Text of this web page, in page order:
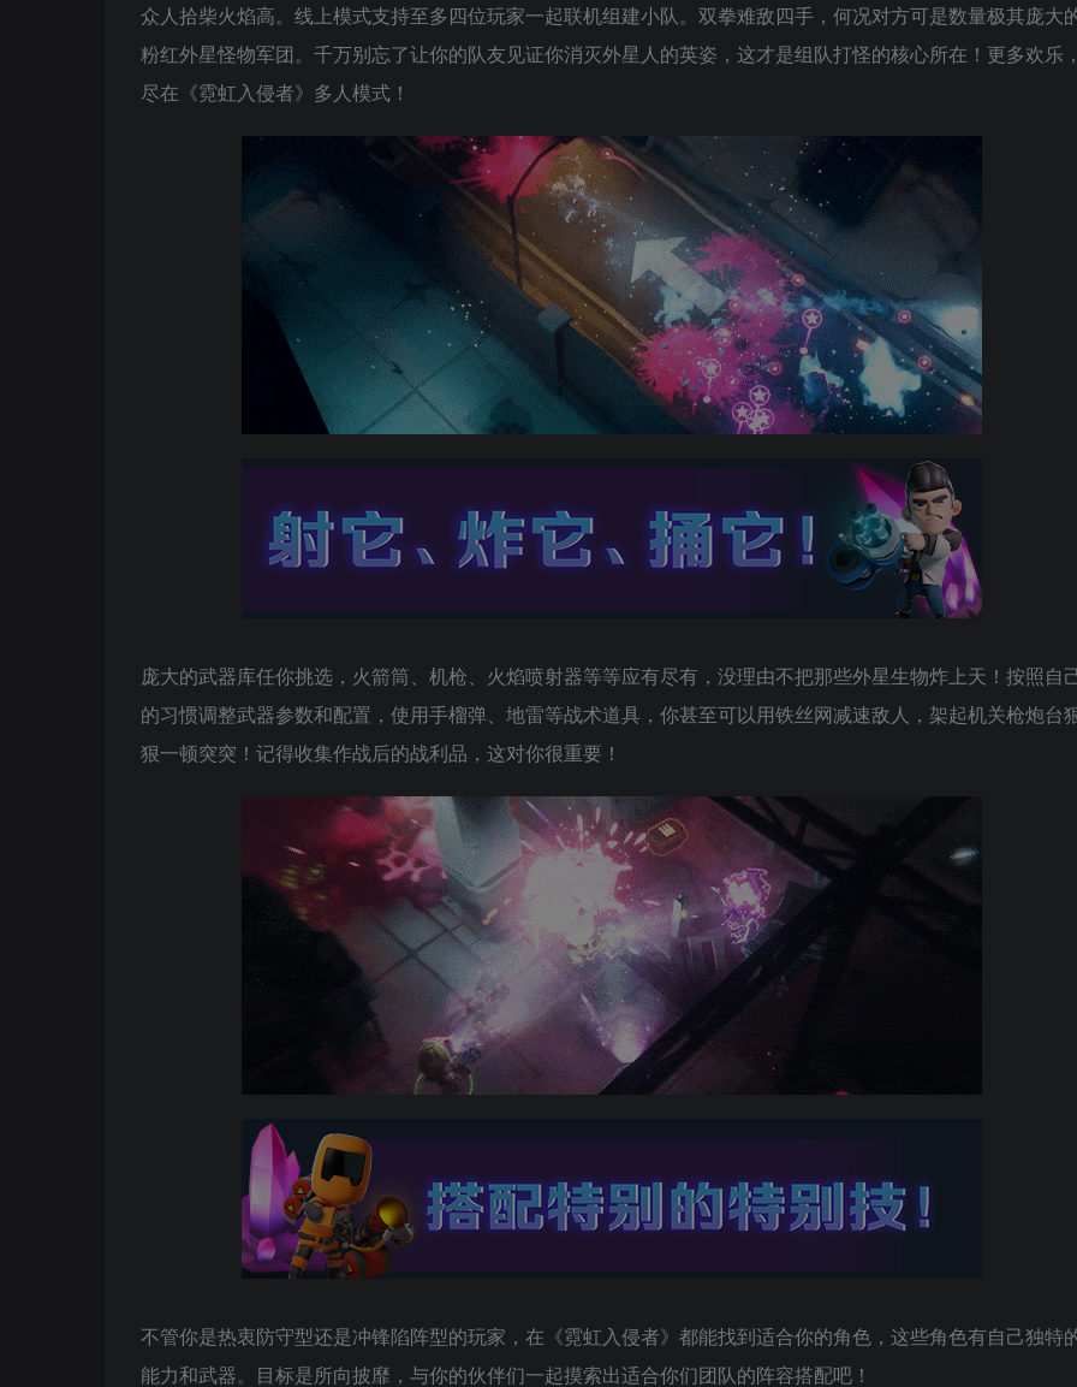
众人拾柴火焰高。线上模式支持至多四位玩家一起联机组建小队。双拳难敌四手，何况对方可是数量极其庞大
粉红外星怪物军团。千万别忘了让你的队友见证你消灭外星人的英姿，这才是组队打怪的核心所在！更多欢乐
尽在《霓虹入侵者》多人模式！
庞大的武器库任你挑选，火箭筒、机枪、火焰喷射器等等应有尽有，没理由不把那些外星生物炸上天！按照自
的习惯调整武器参数和配置，使用手榴弹、地雷等战术道具，你甚至可以用铁丝网减速敌人，架起机关枪炮台
狠一顿突突！记得收集作战后的战利品，这对你很重要！
不管你是热衷防守型还是冲锋陷阵型的玩家，在《霓虹入侵者》都能找到适合你的角色，这些角色有自己独特
能力和武器。目标是所向披靡，与你的伙伴们一起摸索出适合你们团队的阵容搭配吧！